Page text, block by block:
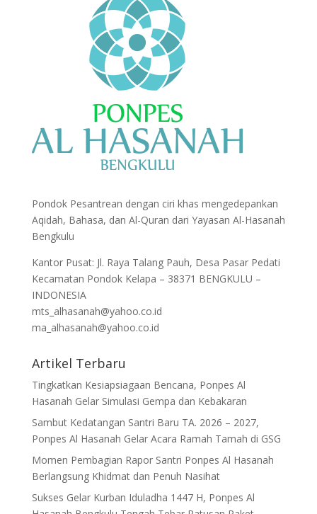
Pondok Pesantrean dengan ciri khas mengedepankan
Aqidah, Bahasa, dan Al-Quran dari Yayasan Al-Hasanah
Bengkulu
Kantor Pusat: Jl. Raya Talang Pauh, Desa Pasar Pedati
Kecamatan Pondok Kelapa – 38371 BENGKULU –
INDONESIA
mts_alhasanah@yahoo.co.id
ma_alhasanah@yahoo.co.id
Artikel Terbaru
Tingkatkan Kesiapsiagaan Bencana, Ponpes Al
Hasanah Gelar Simulasi Gempa dan Kebakaran
Sambut Kedatangan Santri Baru TA. 2026 – 2027,
Ponpes Al Hasanah Gelar Acara Ramah Tamah di GSG
Momen Pembagian Rapor Santri Ponpes Al Hasanah
Berlangsung Khidmat dan Penuh Nasihat
Sukses Gelar Kurban Iduladha 1447 H, Ponpes Al